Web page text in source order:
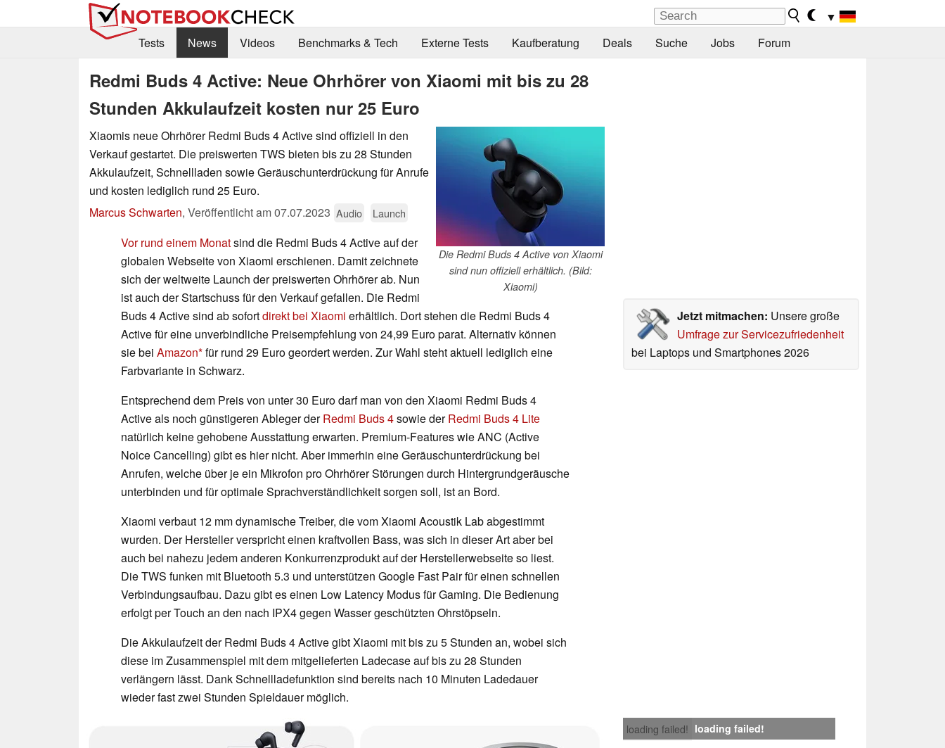
▼
Tests
News Videos Benchmarks & Tech Externe Tests Kaufberatung Deals Suche Jobs Forum
Redmi Buds 4 Active: Neue Ohrhörer von Xiaomi mit bis zu 28
Stunden Akkulaufzeit kosten nur 25 Euro
Die Redmi Buds 4 Active von Xiaomi
sind nun offiziell erhältlich. (Bild:
Xiaomi)
Xiaomis neue Ohrhörer Redmi Buds 4 Active sind offiziell in den
Verkauf gestartet. Die preiswerten TWS bieten bis zu 28 Stunden
Akkulaufzeit, Schnellladen sowie Geräuschunterdrückung für Anrufe
und kosten lediglich rund 25 Euro.
Marcus Schwarten, Veröffentlicht am07.07.2023 Audio Launch
Jetzt mitmachen: Unsere große
Umfrage zur Servicezufriedenheit
bei Laptops und Smartphones 2026
Vor rund einem Monatsind die Redmi Buds 4 Active auf der
globalen Webseite von Xiaomi erschienen. Damit zeichnete
sich der weltweite Launch der preiswerten Ohrhörer ab. Nun
ist auch der Startschuss für den Verkauf gefallen. Die Redmi
Buds 4 Active sind ab sofortdirekt bei Xiaomi erhältlich. Dort stehen die Redmi Buds 4
Active für eine unverbindliche Preisempfehlung von 24,99 Euro parat. Alternativ können
sie bei Amazon für rund 29 Euro geordert werden. Zur Wahl steht aktuell lediglich eine
Farbvariante in Schwarz.
Entsprechend dem Preis von unter 30 Euro darf man von den Xiaomi Redmi Buds 4
Active als noch günstigeren Ableger derRedmi Buds 4sowie derRedmi Buds 4 Lite
natürlich keine gehobene Ausstattung erwarten. Premium-Features wie ANC (Active
Noice Cancelling) gibt es hier nicht. Aber immerhin eine Geräuschunterdrückung bei
Anrufen, welche über je ein Mikrofon pro Ohrhörer Störungen durch Hintergrundgeräusche
unterbinden und für optimale Sprachverständlichkeit sorgen soll, ist an Bord.
Xiaomi verbaut 12 mm dynamische Treiber, die vom Xiaomi Acoustik Lab abgestimmt
wurden. Der Hersteller verspricht einen kraftvollen Bass, was sich in dieser Art aber bei
auch bei nahezu jedem anderen Konkurrenzprodukt auf der Herstellerwebseite so liest.
Die TWS funken mit Bluetooth 5.3 und unterstützen Google Fast Pair für einen schnellen
Verbindungsaufbau. Dazu gibt es einen Low Latency Modus für Gaming. Die Bedienung
erfolgt per Touch an den nach IPX4 gegen Wasser geschützten Ohrstöpseln.
Die Akkulaufzeit der Redmi Buds 4 Active gibt Xiaomi mit bis zu 5 Stunden an, wobei sich
diese im Zusammenspiel mit dem mitgelieferten Ladecase auf bis zu 28 Stunden
verlängern lässt. Dank Schnellladefunktion sind bereits nach 10 Minuten Ladedauer
wieder fast zwei Stunden Spieldauer möglich.
loading failed! loading failed!